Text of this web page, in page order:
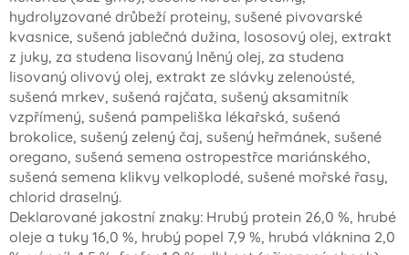
hydrolyzované drůbeží proteiny, sušené pivovarské
kvasnice, sušená jablečná dužina, lososový olej, extrakt
z juky, za studena lisovaný lněný olej, za studena
lisovaný olivový olej, extrakt ze slávky zelenoústé,
sušená mrkev, sušená rajčata, sušený aksamitník
vzpřímený, sušená pampeliška lékařská, sušená
brokolice, sušený zelený čaj, sušený heřmánek, sušené
oregano, sušená semena ostropestřce mariánského,
sušená semena klikvy velkoplodé, sušené mořské řasy,
chlorid draselný.
Deklarované jakostní znaky: Hrubý protein 26,0 %, hrubé
oleje a tuky 16,0 %, hrubý popel 7,9 %, hrubá vláknina 2,0